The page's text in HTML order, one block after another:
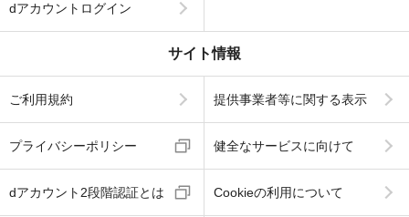
dアカウントログイン
サイト情報
ご利用規約 提供事業者等に関する表示
プライバシーポリシー 健全なサービスに向けて
dアカウント2段階認証とは Cookieの利用について